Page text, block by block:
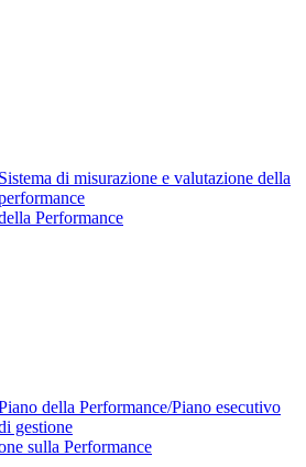
Sistema di misurazione e valutazione della
Performance
della Performance/Piano esecutivo
gestione
sulla Performance